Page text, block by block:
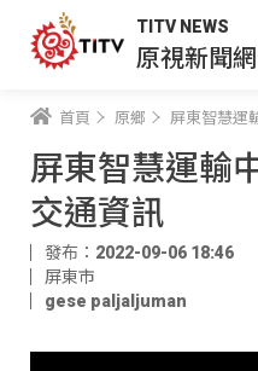
TITV NEWS
原視新聞網
首頁 原鄉 屏東智慧運
屏東智慧運輸
交通資訊
發布：2022-09-06 18:46
屏東市
gese paljaljuman